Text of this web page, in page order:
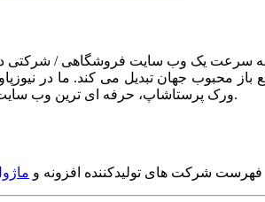
محبوب جهان تبدیل می کند. ما در
ورک پرستاشاپ، حرفه ای ترین وب سایت های روز جهان را برای شما طراحی می کنیم.
فهرست شرکت های تولیدکننده افزونه و